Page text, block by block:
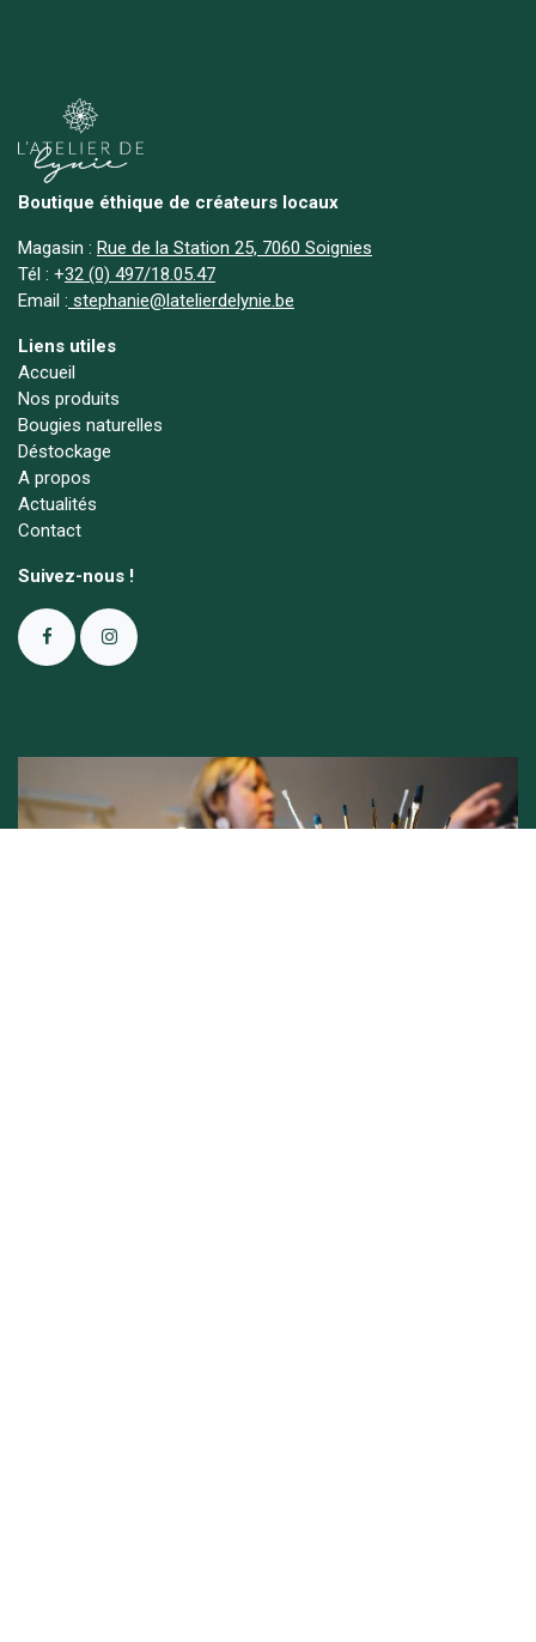
Boutique éthique de créateurs locaux
Magasin : Rue de la Station 25, 7060 Soignies
Tél : +32 (0) 497/18.05.47
Email : stephanie@latelierdelynie.be
Liens utiles
Accueil
Nos produits
Bougies naturelles
Déstockage
A propos
Actualités
Contact
Suivez-nous !